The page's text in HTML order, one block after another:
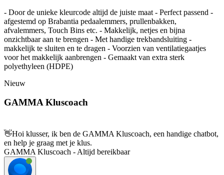
- Door de unieke kleurcode altijd de juiste maat - Perfect passend -
afgestemd op Brabantia pedaalemmers, prullenbakken,
afvalemmers, Touch Bins etc. - Makkelijk, netjes en bijna
onzichtbaar aan te brengen - Met handige trekbandsluiting -
makkelijk te sluiten en te dragen - Voorzien van ventilatiegaatjes
voor het makkelijk aanbrengen - Gemaakt van extra sterk
polyethyleen (HDPE)
Nieuw
GAMMA Kluscoach
👋Hoi klusser, ik ben de GAMMA Kluscoach, een handige chatbot,
en help je graag met je klus.
GAMMA Kluscoach - Altijd bereikbaar